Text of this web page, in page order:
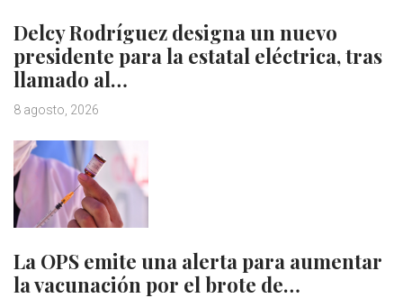
Delcy Rodríguez designa un nuevo
presidente para la estatal eléctrica, tras
llamado al…
8 agosto, 2026
La OPS emite una alerta para aumentar
la vacunación por el brote de…